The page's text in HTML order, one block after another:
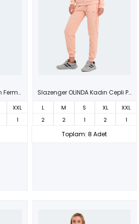
Slazenger RECTOR Kadın Fermuarlı Dik Yaka Cepli Siyah Eşofman Takımı
XXL
1
Slazenger OLINDA Kadın Cepli Pudra Eşofman Takımı
L M S XL
XXL
2
2 1 2 1
Toplam: 8 Adet